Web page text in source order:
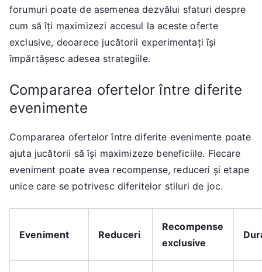
forumuri poate de asemenea dezvălui sfaturi despre
cum să îți maximizezi accesul la aceste oferte
exclusive, deoarece jucătorii experimentați își
împărtășesc adesea strategiile.
Compararea ofertelor între diferite
evenimente
Compararea ofertelor între diferite evenimente poate
ajuta jucătorii să își maximizeze beneficiile. Fiecare
eveniment poate avea recompense, reduceri și etape
unice care se potrivesc diferitelor stiluri de joc.
Eveniment Reduceri
Recompense
exclusive